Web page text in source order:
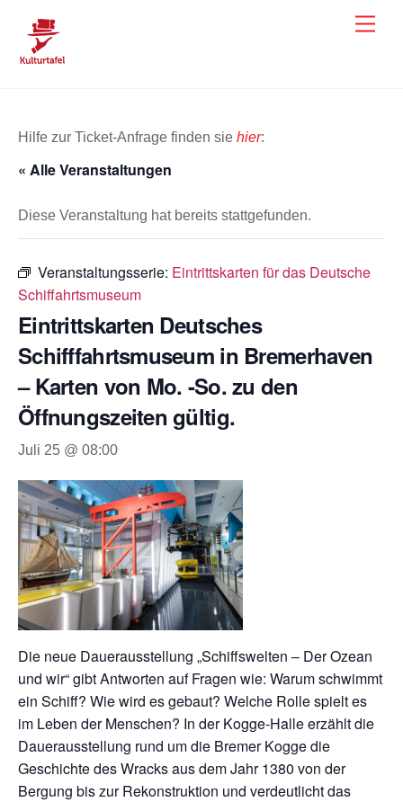
content
Hilfe zur Ticket-Anfrage finden sie hier:
« Alle Veranstaltungen
Diese Veranstaltung hat bereits stattgefunden.
Veranstaltungsserie: Eintrittskarten für das Deutsche
Schiffahrtsmuseum
Eintrittskarten Deutsches
Schifffahrtsmuseum in Bremerhaven
– Karten von Mo. -So. zu den
Öffnungszeiten gültig.
Juli 25 @ 08:00
Die neue Dauerausstellung „Schiffswelten – Der Ozean
und wir“ gibt Antworten auf Fragen wie: Warum schwimmt
ein Schiff? Wie wird es gebaut? Welche Rolle spielt es
im Leben der Menschen? In der Kogge-Halle erzählt die
Dauerausstellung rund um die Bremer Kogge die
Geschichte des Wracks aus dem Jahr 1380 von der
Bergung bis zur Rekonstruktion und verdeutlicht das